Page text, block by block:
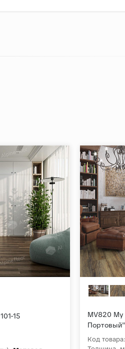
15
MV820
Портовый"
Код товара: